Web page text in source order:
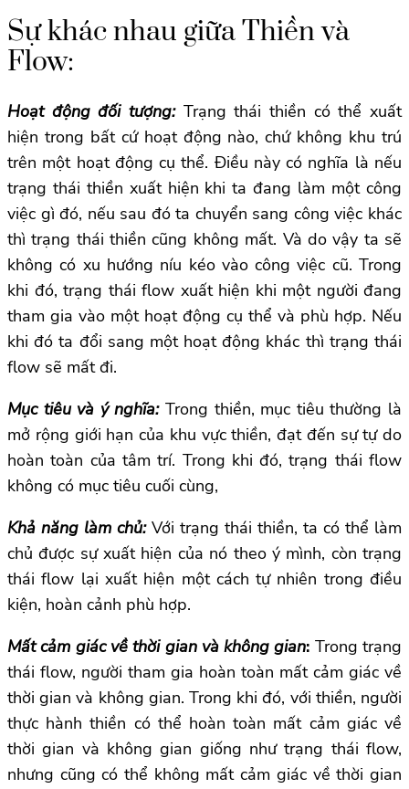
Sự khác nhau giữa Thiền và
Flow:
Hoạt động đối tượng: Trạng thái thiền có thể xuất
hiện trong bất cứ hoạt động nào, chứ không khu trú
trên một hoạt động cụ thể. Điều này có nghĩa là nếu
trạng thái thiền xuất hiện khi ta đang làm một công
việc gì đó, nếu sau đó ta chuyển sang công việc khác
thì trạng thái thiền cũng không mất. Và do vậy ta sẽ
không có xu hướng níu kéo vào công việc cũ. Trong
khi đó, trạng thái flow xuất hiện khi một người đang
tham gia vào một hoạt động cụ thể và phù hợp. Nếu
khi đó ta đổi sang một hoạt động khác thì trạng thái
flow sẽ mất đi.
Mục tiêu và ý nghĩa:Trong thiền, mục tiêu thường là
mở rộng giới hạn của khu vực thiền, đạt đến sự tự do
hoàn toàn của tâm trí. Trong khi đó, trạng thái flow
không có mục tiêu cuối cùng,
Khả năng làm chủ: Với trạng thái thiền, ta có thể làm
chủ được sự xuất hiện của nó theo ý mình, còn trạng
thái flow lại xuất hiện một cách tự nhiên trong điều
kiện, hoàn cảnh phù hợp.
Mất cảm giác về thời gian và không gian: Trong trạng
thái flow, người tham gia hoàn toàn mất cảm giác về
thời gian và không gian. Trong khi đó, với thiền, người
thực hành thiền có thể hoàn toàn mất cảm giác về
thời gian và không gian giống như trạng thái flow,
nhưng cũng có thể không mất cảm giác về thời gian